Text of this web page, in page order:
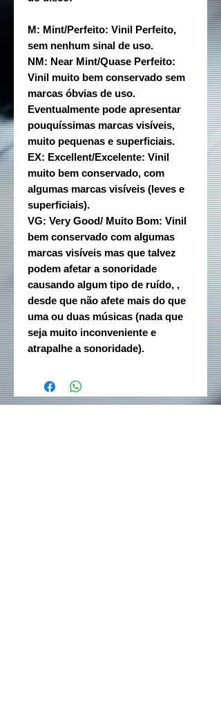
M: Mint/Perfeito: Vinil Perfeito,
sem nenhum sinal de uso.
NM: Near Mint/Quase Perfeito:
Vinil muito bem conservado sem
marcas óbvias de uso.
Eventualmente pode apresentar
pouquíssimas marcas visíveis,
muito pequenas e superficiais.
EX: Excellent/Excelente: Vinil
muito bem conservado, com
algumas marcas visíveis (leves e
superficiais).
VG: Very Good/ Muito Bom: Vinil
bem conservado com algumas
marcas visíveis mas que talvez
podem afetar a sonoridade
causando algum tipo de ruído, ,
desde que não afete mais do que
uma ou duas músicas (nada que
seja muito inconveniente e
atrapalhe a sonoridade).